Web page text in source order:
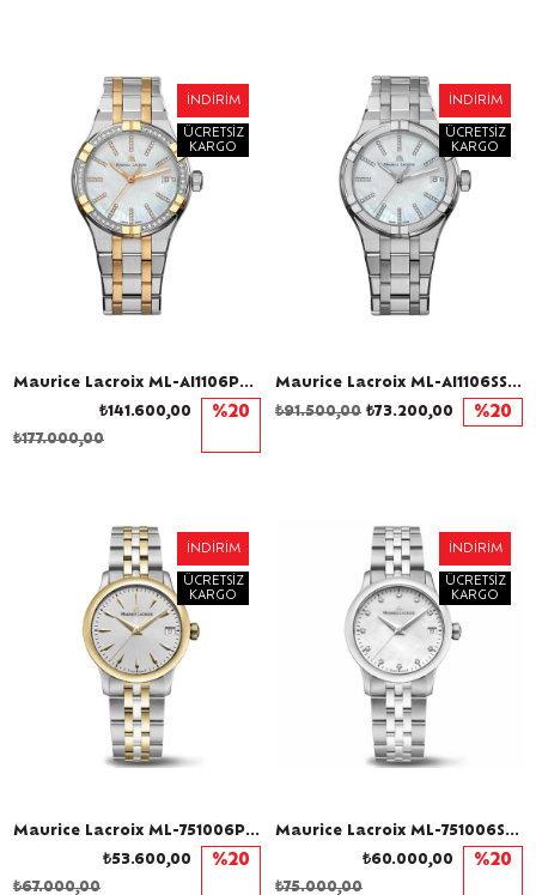
Maurice Lacroix ML-AI1106PVPD2170-1 Pırlantalı Kadın Kol Saati
İNDIRIM
ÜCRETSIZ
KARGO
₺141.600,00
₺177.000,00
%20
Maurice Lacroix ML-AI1106SS002170-1 Pırlantalı Kadın Kol Saati
İNDIRIM
ÜCRETSIZ
KARGO
₺73.200,00
₺91.500,00 %20
Maurice Lacroix ML-751006PVY12131-1 Kadın Kol Saati
İNDIRIM
ÜCRETSIZ
KARGO
₺53.600,00
₺67.000,00
%20
Maurice Lacroix ML-751006SS002170-1 Pırlantalı Kadın Kol Saati
İNDIRIM
ÜCRETSIZ
KARGO
₺60.000,00
₺75.000,00
%20